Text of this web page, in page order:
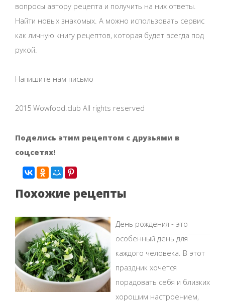
вопросы автору рецепта и получить на них ответы.
Найти новых знакомых. А можно использовать сервис
как личную книгу рецептов, которая будет всегда под
рукой.
Напишите нам письмо
2015 Wowfood.club All rights reserved
Поделись этим рецептом с друзьями в
соцсетях!
Похожие рецепты
День рождения - это
особенный день для
каждого человека. В этот
праздник хочется
порадовать себя и близких
хорошим настроением,